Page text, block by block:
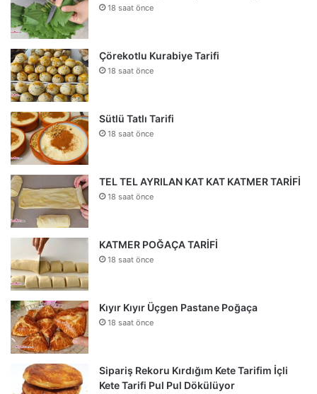
18 saat önce
Çörekotlu Kurabiye Tarifi
18 saat önce
Sütlü Tatlı Tarifi
18 saat önce
TEL TEL AYRILAN KAT KAT KATMER TARİFİ
18 saat önce
KATMER POĞAÇA TARİFİ
18 saat önce
Kıyır Kıyır Üçgen Pastane Poğaça
18 saat önce
Sipariş Rekoru Kırdığım Kete Tarifim İçli
Kete Tarifi Pul Pul Dökülüyor